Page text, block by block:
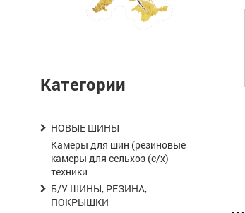
Категории
НОВЫЕ ШИНЫ
Камеры для шин (резиновые
камеры для сельхоз (с/х)
техники
Б/У ШИНЫ, РЕЗИНА,
ПОКРЫШКИ